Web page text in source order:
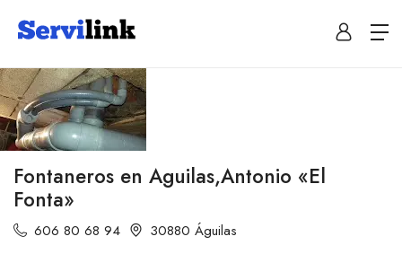
Fontaneros en Aguilas,Antonio «El
Fonta»
606 80 68 94
30880 Águilas